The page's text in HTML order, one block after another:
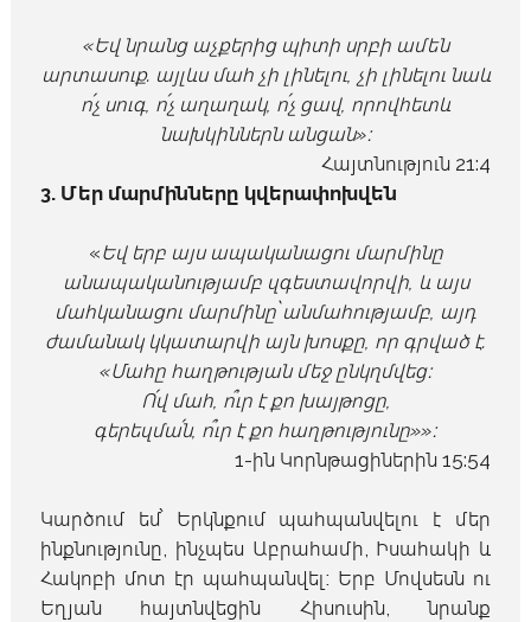
«Եվ նրանց աչքերից պիտի սրբի ամեն
արտասուք. այլևս մահ չի լինելու, չի լինելու նաև
ո՛չ սուգ, ո՛չ աղաղակ, ո՛չ ցավ, որովհետև
նախկիններն անցան»։
Հայտնություն 21:4
3. Մեր մարմինները կվերափոխվեն
«Եվ երբ այս ապականացու մարմինը
անապականությամբ զգեստավորվի, և այս
մահկանացու մարմինը՝ անմահությամբ, այդ
ժամանակ կկատարվի այն խոսքը, որ գրված է.
«Մահը հաղթության մեջ ընկղմվեց։
Ո՛վ մահ, ո՞ւր է քո խայթոցը,
գերեզմա՛ն, ո՞ւր է քո հաղթությունը»»։
1-ին Կորնթացիներին 15:54
Կարծում եմ՝ Երկնքում պահպանվելու է մեր
ինքնությունը, ինչպես Աբրահամի, Իսահակի և
Հակոբի մոտ էր պահպանվել։ Երբ Մովսեսն ու
Եղյան հայտնվեցին Հիսուսին, նրանք